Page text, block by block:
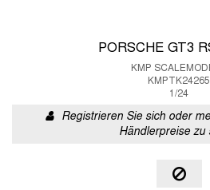
PORSCHE GT3
KMP
KMPTK24265
1/24
Registrieren Sie sich oder
Händlerpreise zu